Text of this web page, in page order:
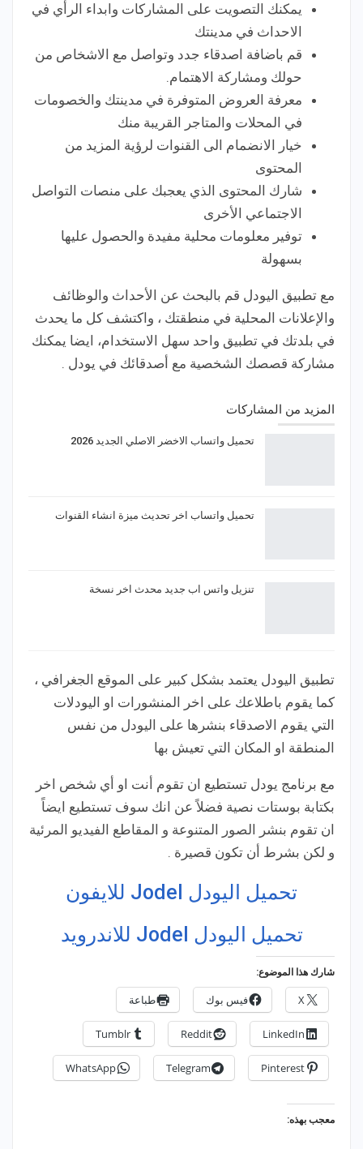
يمكنك التصويت على المشاركات وابداء الرأي في
الاحداث في مدينتك
قم باضافة اصدقاء جدد وتواصل مع الاشخاص من
حولك ومشاركة الاهتمام.
معرفة العروض المتوفرة في مدينتك والخصومات
في المحلات والمتاجر القريبة منك
خيار الانضمام الى القنوات لرؤية المزيد من
المحتوى
شارك المحتوى الذي يعجبك على منصات التواصل
الاجتماعي الأخرى
توفير معلومات محلية مفيدة والحصول عليها
بسهولة
مع تطبيق اليودل قم بالبحث عن الأحداث والوظائف
والإعلانات المحلية في منطقتك ، واكتشف كل ما يحدث
في بلدتك في تطبيق واحد سهل الاستخدام، ايضا يمكنك
مشاركة قصصك الشخصية مع أصدقائك في يودل .
المزيد من المشاركات
تحميل واتساب الاخضر الاصلي الجديد 2026
تحميل واتساب اخر تحديث ميزة انشاء القنوات
تنزيل واتس اب جديد محدث اخر نسخة
تطبيق اليودل يعتمد بشكل كبير على الموقع الجغرافي ،
كما يقوم باطلاعك على اخر المنشورات او اليودلات
التي يقوم الاصدقاء بنشرها على اليودل من نفس
المنطقة او المكان التي تعيش بها
مع برنامج يودل تستطيع ان تقوم أنت او أي شخص اخر
بكتابة بوستات نصية فضلاً عن انك سوف تستطيع ايضاً
ان تقوم بنشر الصور المتنوعة و المقاطع الفيديو المرئية
و لكن بشرط أن تكون قصيرة .
تحميل اليودل Jodel للايفون
تحميل اليودل Jodel للاندرويد
شارك هذا الموضوع:
X فيس بوك طباعة
LinkedIn
Reddit
Tumblr
Pinterest
Telegram
WhatsApp
معجب بهذه: